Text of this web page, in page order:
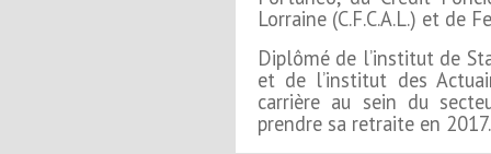
Lorraine (C.F.C.A.L.) et de
Diplômé de l’institut de
et de l’institut des
carrière au sein du
prendre sa retraite en 2017.